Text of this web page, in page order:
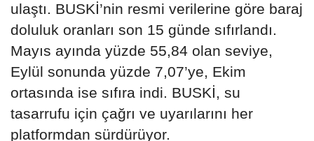
ulaştı. BUSKİ’nin resmi verilerine göre baraj
doluluk oranları son 15 günde sıfırlandı.
Mayıs ayında yüzde 55,84 olan seviye,
Eylül sonunda yüzde 7,07’ye, Ekim
ortasında ise sıfıra indi. BUSKİ, su
tasarrufu için çağrı ve uyarılarını her
platformdan sürdürüyor.